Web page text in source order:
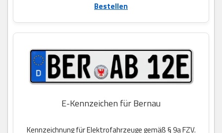
Bestellen
E-Kennzeichen für Bernau
Kennzeichnung für Elektrofahrzeuge gemäß § 9a FZV.